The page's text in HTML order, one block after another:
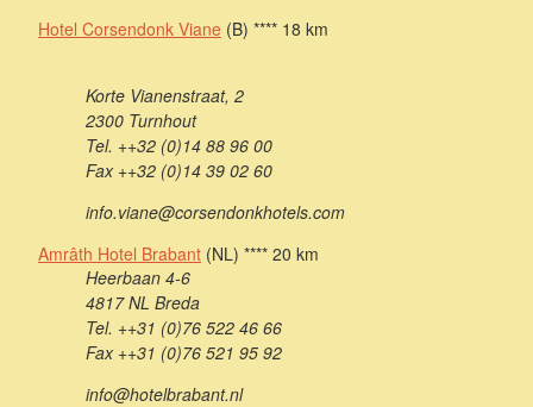
Hotel Corsendonk Viane (B) **** 18 km
Korte Vianenstraat, 2
2300 Turnhout
Tel. ++32 (0)14 88 96 00
Fax ++32 (0)14 39 02 60
info.viane@corsendonkhotels.com
Amrâth Hotel Brabant (NL) **** 20 km
Heerbaan 4-6
4817 NL Breda
Tel. ++31 (0)76 522 46 66
Fax ++31 (0)76 521 95 92
info@hotelbrabant.nl